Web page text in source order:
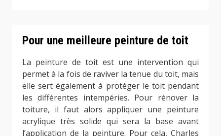
Pour une meilleure peinture de toit
La peinture de toit est une intervention qui
permet à la fois de raviver la tenue du toit, mais
elle sert également à protéger le toit pendant
les différentes intempéries. Pour rénover la
toiture, il faut alors appliquer une peinture
acrylique très solide qui sera la base avant
l’application de la peinture. Pour cela, Charles